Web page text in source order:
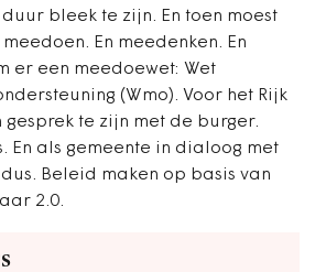
duur bleek te zijn. En toen moest
En meedenken. En
er een meedoewet: Wet
(Wmo). Voor het Rijk
te zijn met de burger.
En als gemeente in dialoog met
Beleid maken op basis van
2.0.